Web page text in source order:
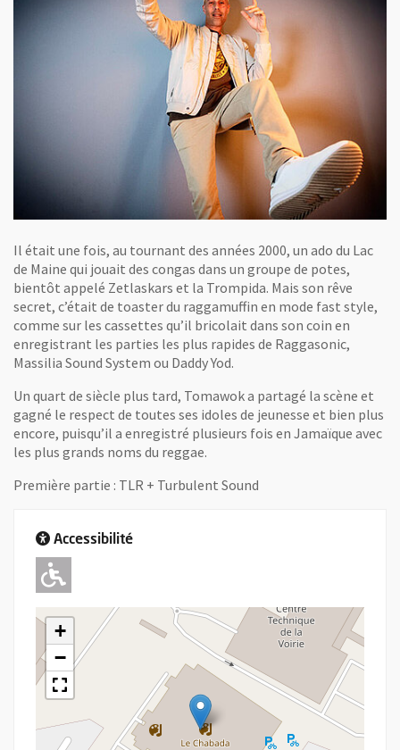
Il était une fois, au tournant des années 2000, un ado du Lac
de Maine qui jouait des congas dans un groupe de potes,
bientôt appelé Zetlaskars et la Trompida. Mais son rêve
secret, c’était de toaster du raggamuffin en mode fast style,
comme sur les cassettes qu’il bricolait dans son coin en
enregistrant les parties les plus rapides de Raggasonic,
Massilia Sound System ou Daddy Yod.
Un quart de siècle plus tard, Tomawok a partagé la scène et
gagné le respect de toutes ses idoles de jeunesse et bien plus
encore, puisqu’il a enregistré plusieurs fois en Jamaïque avec
les plus grands noms du reggae.
Première partie : TLR + Turbulent Sound
Accessibilité
Adapté pour l'handicap Moteur
+
−